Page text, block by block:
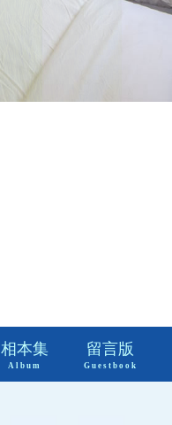
相本集
Album
留言版
Guestbook